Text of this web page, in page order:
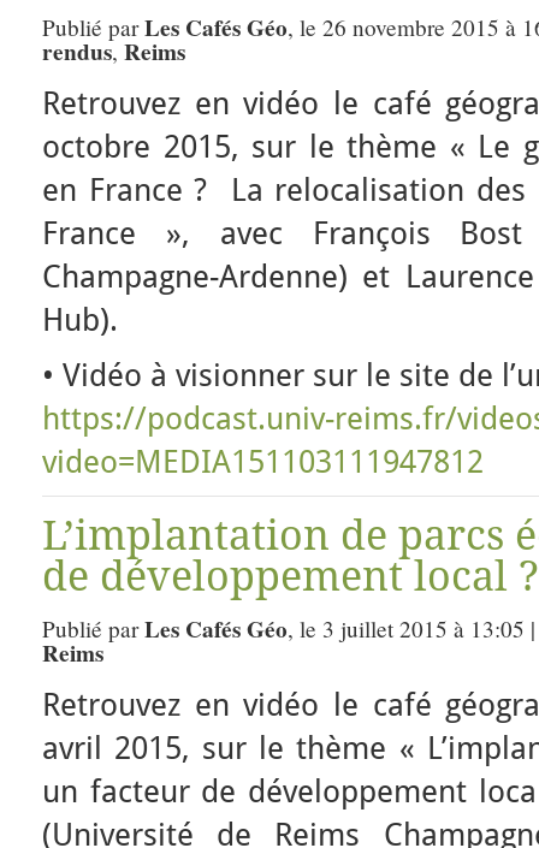
Publié parLes Cafés Géo, le 26 novembre 2015 à
rendus, Reims
Retrouvez en vidéo le café
octobre 2015, sur le thème « Le
en France ? La relocalisation
France », avec François
Champagne-Ardenne) et
Hub).
• Vidéo à visionner sur le site de
https://podcast.univ-reims.fr/
video=MEDIA151103111947812
L’implantation de parcs
de développement local
Publié parLes Cafés Géo, le 3 juillet 2015 à 13:05
Reims
Retrouvez en vidéo le café
avril 2015, sur le thème «
un facteur de développement
(Université de Reims